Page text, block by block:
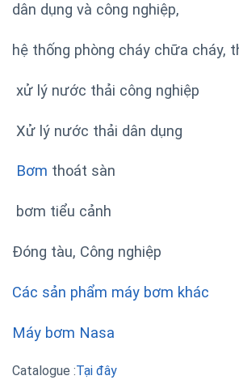
dân dụng và công nghiệp,
hệ thống phòng cháy chữa cháy,
xử lý nước thải công nghiệp
Xử lý nước thải dân dụng
Bơm thoát sàn
bơm tiểu cảnh
Đóng tàu, Công nghiệp
Các sản phẩm máy bơm khác
Máy bơm Nasa
Catalogue :Tại đây